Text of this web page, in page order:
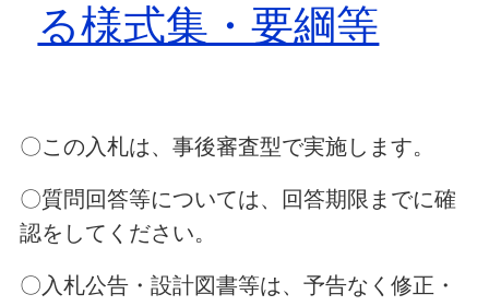
る様式集・要綱等
〇この入札は、事後審査型で実施します。
〇質問回答等については、回答期限までに確
認をしてください。
〇入札公告・設計図書等は、予告なく修正・